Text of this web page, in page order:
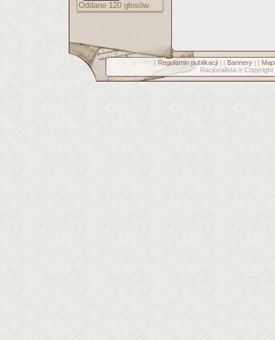
Oddano 120 głosów.
[ Regulamin publikacji] [ Bannery] [
Racjonalista © Copyright